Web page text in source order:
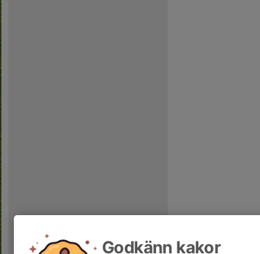
Godkänn kakor